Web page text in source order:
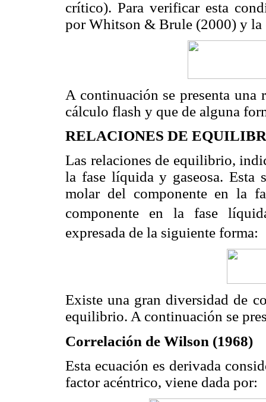
crítico). Para verificar esta
por Whitson & Brule (2000) y la
A continuación se presenta una
cálculo flash y que de alguna
RELACIONES DE
Las relaciones de equilibrio,
la fase líquida y gaseosa. Esta
molar del componente en la
componente en la fase
expresada de la siguiente forma:
Existe una gran diversidad de
equilibrio. A continuación se
Correlación de Wilson (1968)
Esta ecuación es derivada
factor acéntrico, viene dada por: